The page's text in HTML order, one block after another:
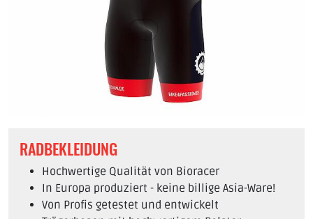
RADBEKLEIDUNG
Hochwertige Qualität von Bioracer
In Europa produziert - keine billige Asia-Ware!
Von Profis getestet und entwickelt